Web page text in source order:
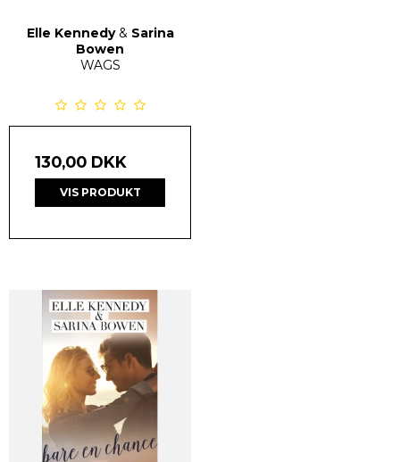
Elle Kennedy& Sarina
Bowen
WAGS
130,00 DKK
VIS PRODUKT